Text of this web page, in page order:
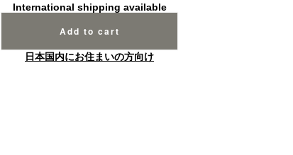
International shipping available
Add to cart
日本国内にお住まいの方向け